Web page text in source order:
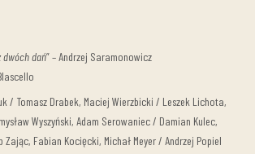
dwóch dań” – Andrzej Saramonowicz
/ Tomasz Drabek, Maciej Wierzbicki / Leszek Lichota,
Wyszyński, Adam Serowaniec / Damian Kulec,
Fabian Kocięcki, Michał Meyer / Andrzej Popiel